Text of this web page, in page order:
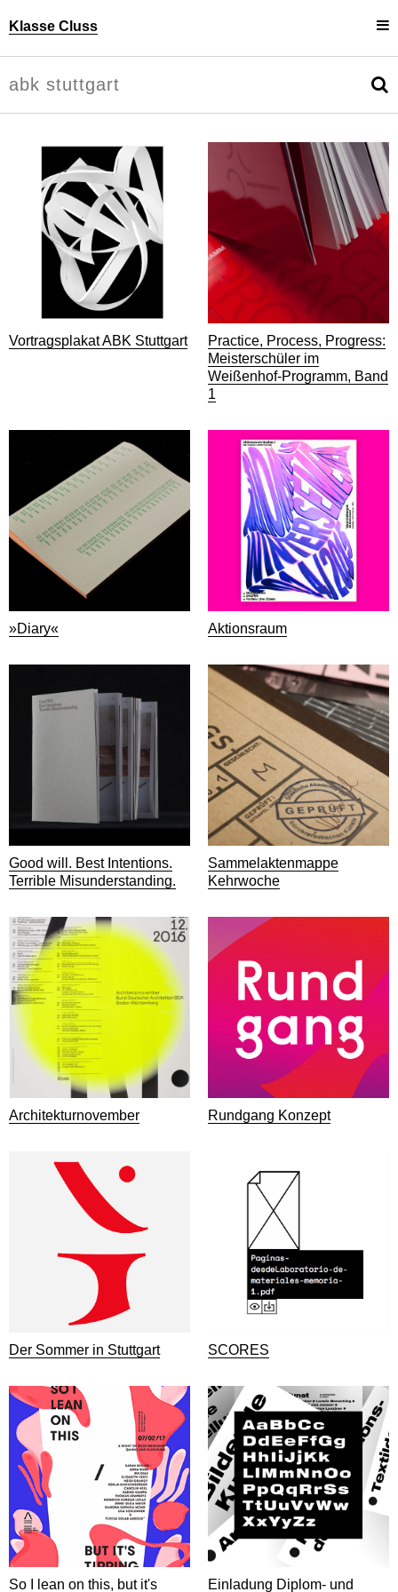
Klasse Cluss
Personen
Projekte
Uli Cluss
Information
Vortragsplakat ABK Stuttgart
Practice, Process, Progress:
Meisterschüler im
Weißenhof-Programm, Band
1
»Diary« Aktionsraum
Good will. Best Intentions.
Terrible Misunderstanding.
Sammelaktenmappe
Kehrwoche
Architekturnovember Rundgang Konzept
Der Sommer in Stuttgart SCORES
So I lean on this, but it's Einladung Diplom- und